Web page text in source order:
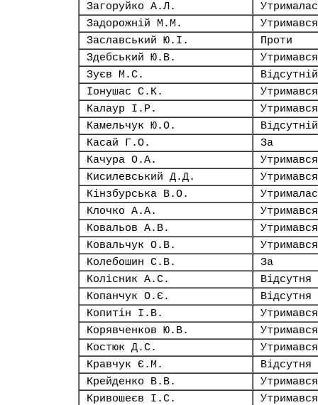
Загоруйко А.Л.
Задорожній М.М.
Утримався
Заславський Ю.І.
Проти
Здебський Ю.В.
Утримався
Зуєв М.С.
Відсутній
Іонушас С.К.
Утримався
Калаур І.Р.
Утримався
Камельчук Ю.О.
Відсутній
Касай Г.О.
За
Качура О.А.
Утримався
Кисилевський Д.Д.
Утримався
Кінзбурська В.О.
Клочко А.А.
Утримався
Ковальов А.В.
Утримався
Ковальчук О.В.
Утримався
Колебошин С.В.
За
Колісник А.С.
Відсутня
Копанчук О.Є.
Відсутня
Копитін І.В.
Утримався
Корявченков Ю.В.
Утримався
Костюк Д.С.
Утримався
Кравчук Є.М.
Відсутня
Крейденко В.В.
Утримався
Кривошеєв І.С.
Утримався